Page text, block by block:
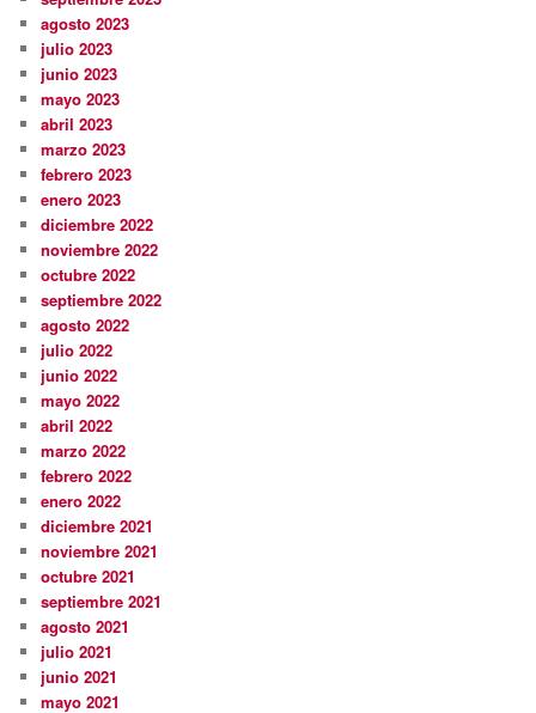
agosto 2023
julio 2023
junio 2023
mayo 2023
abril 2023
marzo 2023
febrero 2023
enero 2023
diciembre 2022
noviembre 2022
octubre 2022
septiembre 2022
agosto 2022
julio 2022
junio 2022
mayo 2022
abril 2022
marzo 2022
febrero 2022
enero 2022
diciembre 2021
noviembre 2021
octubre 2021
septiembre 2021
agosto 2021
julio 2021
junio 2021
mayo 2021